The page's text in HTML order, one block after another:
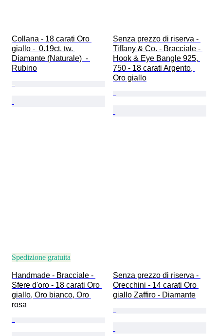
Collana - 18 carati Oro
giallo -  0.19ct. tw.
Diamante (Naturale)  -
Rubino
Senza prezzo di riserva -
Tiffany & Co. - Bracciale -
Hook & Eye Bangle 925,
750 - 18 carati Argento,
Oro giallo
Spedizione gratuita
Handmade - Bracciale -
Sfere d'oro - 18 carati Oro
giallo, Oro bianco, Oro
rosa
Senza prezzo di riserva -
Orecchini - 14 carati Oro
giallo Zaffiro - Diamante